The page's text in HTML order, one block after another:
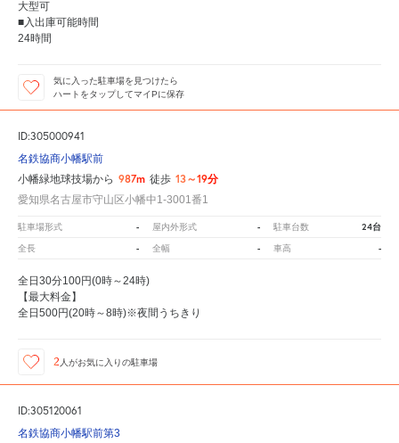
大型可
■入出庫可能時間
24時間
気に入った駐車場を見つけたら
ハートをタップしてマイPに保存
ID:305000941
名鉄協商小幡駅前
小幡緑地球技場から 987m 徒歩 13～19分
愛知県名古屋市守山区小幡中1-3001番1
駐車場形式 - 屋内外形式 - 駐車台数 24台
全長 - 全幅 - 車高 -
全日30分100円(0時～24時)
【最大料金】
全日500円(20時～8時)※夜間うちきり
2 人がお気に入りの駐車場
ID:305120061
名鉄協商小幡駅前第3